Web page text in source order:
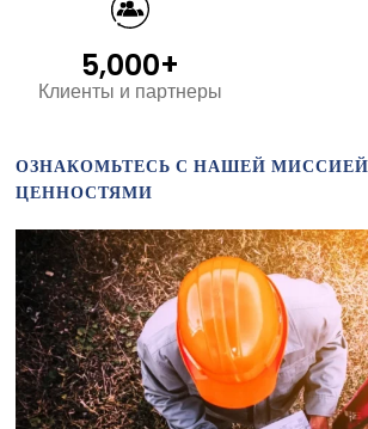
5,000+
Клиенты и партнеры
ОЗНАКОМЬТЕСЬ С НАШЕЙ
ЦЕННОСТЯМИ